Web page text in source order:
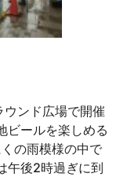
ンド広場で開催
ビールを楽しめる
の雨模様の中で
後2時過ぎに到